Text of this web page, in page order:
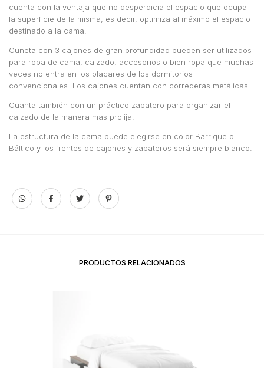
No sé mi código postal
cuenta con la ventaja que no desperdicia el espacio que ocupa
la superficie de la misma, es decir, optimiza al máximo el espacio
destinado a la cama.
Cuneta con 3 cajones de gran profundidad pueden ser utilizados
para ropa de cama, calzado, accesorios o bien ropa que muchas
veces no entra en los placares de los dormitorios
convencionales. Los cajones cuentan con correderas metálicas.
Cuanta también con un práctico zapatero para organizar el
calzado de la manera mas prolija.
La estructura de la cama puede elegirse en color Barrique o
Báltico y los frentes de cajones y zapateros será siempre blanco.
PRODUCTOS RELACIONADOS